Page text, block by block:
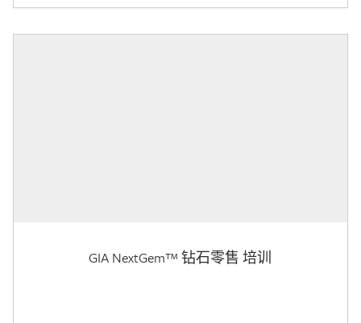
GIA NextGem™ 钻石零售 培训